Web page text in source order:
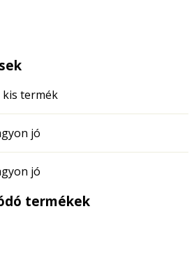
termék
jó
jó
termékek